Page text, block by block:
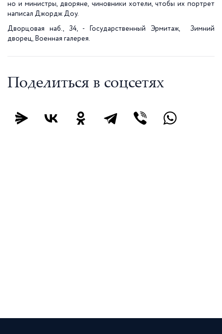
но и министры, дворяне, чиновники хотели, чтобы их портрет
написал Джордж Доу.
Дворцовая наб., 34, - Государственный Эрмитаж, Зимний
дворец, Военная галерея.
Поделиться в соцсетях